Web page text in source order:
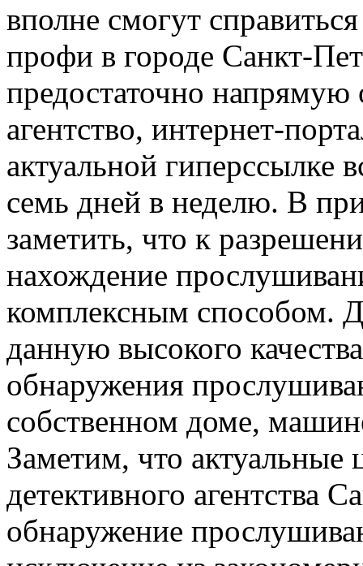
вполне смогут
профи в городе Санкт-
предостаточно напрямую
агентство, интернет-
актуальной гиперссылке
семь дней в неделю. В
заметить, что к
нахождение
комплексным способом.
данную высокого
обнаружения
собственном доме,
Заметим, что актуальные
детективного агентства
обнаружение